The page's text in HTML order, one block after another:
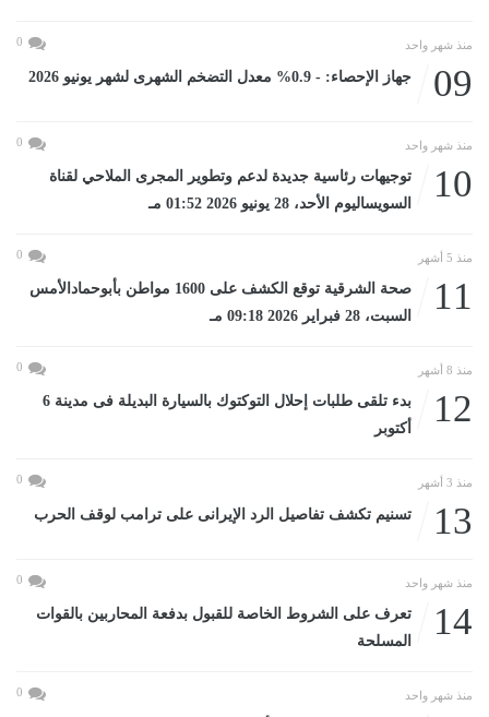
منذ شهر واحد 0
09 جهاز الإحصاء: - 0.9% معدل التضخم الشهرى لشهر يونيو 2026
منذ شهر واحد 0
10
توجيهات رئاسية جديدة لدعم وتطوير المجرى الملاحي لقناة
السويساليوم الأحد، 28 يونيو 2026 01:52 مـ
منذ 5 أشهر 0
11
صحة الشرقية توقع الكشف على 1600 مواطن بأبوحمادالأمس
السبت، 28 فبراير 2026 09:18 مـ
منذ 8 أشهر 0
12
بدء تلقى طلبات إحلال التوكتوك بالسيارة البديلة فى مدينة 6
أكتوبر
منذ 3 أشهر 0
13 تسنيم تكشف تفاصيل الرد الإيرانى على ترامب لوقف الحرب
منذ شهر واحد 0
14
تعرف على الشروط الخاصة للقبول بدفعة المحاربين بالقوات
المسلحة
منذ شهر واحد 0